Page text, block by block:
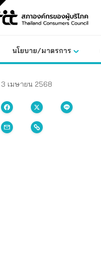
นโยบาย/มาตรการ
3 เมษายน 2568